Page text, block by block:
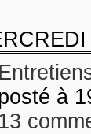
à
13